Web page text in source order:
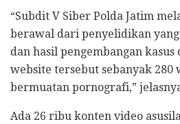
“Subdit V Siber Polda Jatim
berawal dari penyelidikan
dan hasil pengembangan
website tersebut sebanyak 280
bermuatan pornografi,”
Ada 26 ribu konten video